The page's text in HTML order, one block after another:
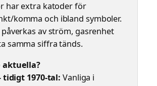
har extra katoder för
komma och ibland symboler.
påverkas av ström, gasrenhet
samma siffra tänds.
aktuella?
tidigt 1970-tal: Vanliga i